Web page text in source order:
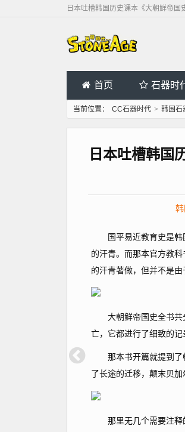
日本吐槽韩国历史课本《大朝鲜帝
首页 石器时
当前位置： CC石器时代 > 韩国石
日本吐槽韩国
国平易近教育史是韩国
的汗青。而那本官方教
的汗青著做，但并不是由
大朝鲜帝国史全书共分
亡，它都进行了细致的
那本书开篇就提到了朝
了长途的迁移，颠末贝
那里无几个需要注释的